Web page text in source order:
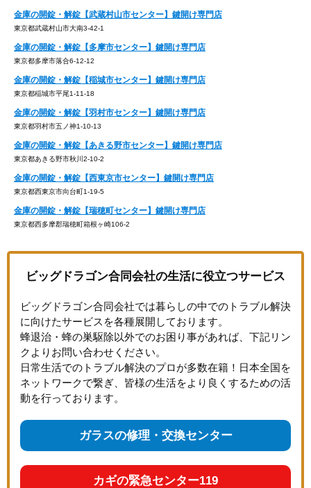
金庫の開錠・解錠【武蔵村山市センター】鍵開け専門店
東京都武蔵村山市大南3-42-1
金庫の開錠・解錠【多摩市センター】鍵開け専門店
東京都多摩市落合6-12-12
金庫の開錠・解錠【稲城市センター】鍵開け専門店
東京都稲城市平尾1-11-18
金庫の開錠・解錠【羽村市センター】鍵開け専門店
東京都羽村市五ノ神1-10-13
金庫の開錠・解錠【あきる野市センター】鍵開け専門店
東京都あきる野市秋川2-10-2
金庫の開錠・解錠【西東京市センター】鍵開け専門店
東京都西東京市向台町1-19-5
金庫の開錠・解錠【瑞穂町センター】鍵開け専門店
東京都西多摩郡瑞穂町箱根ヶ崎106-2
ビッグドラゴン合同会社の生活に役立つサービス
ビッグドラゴン合同会社では暮らしの中でのトラブル解決
に向けたサービスを各種展開しております。
蜂退治・蜂の巣駆除以外でのお困り事があれば、下記リン
クよりお問い合わせください。
日常生活でのトラブル解決のプロが多数在籍！日本全国を
ネットワークで繋ぎ、皆様の生活をより良くするための活
動を行っております。
ガラスの修理・交換センター
カギの緊急センター119